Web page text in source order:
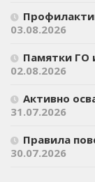
03.08.2026
Памятки ГО
02.08.2026
Активно
31.07.2026
Правила
30.07.2026